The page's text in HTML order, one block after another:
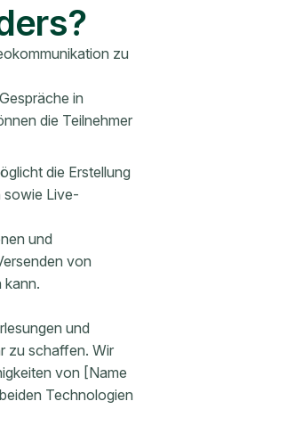
zu
in
die Teilnehmer
die Erstellung
sowie Live-
und
von
kann.
und
zu schaffen. Wir
von [Name
Technologien